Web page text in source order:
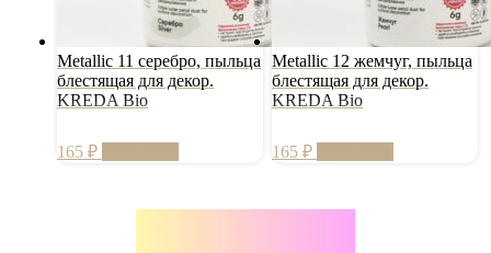
Metallic 11 серебро, пыльца
блестящая для декор.
KREDA Bio
165 ₽
Metallic 12 жемчуг, пыльца
блестящая для декор.
KREDA Bio
165 ₽